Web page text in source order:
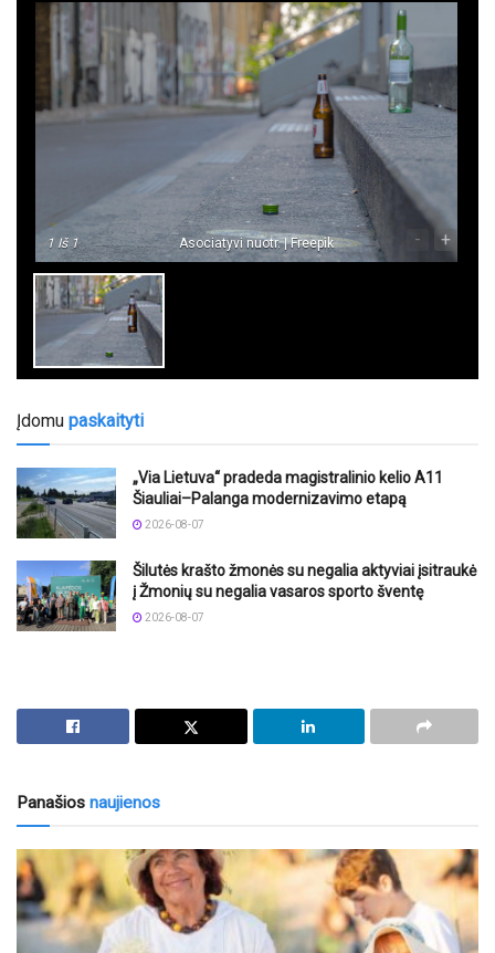
1 Iš 1 Asociatyvi nuotr. | Freepik - +
Įdomu paskaityti
„Via Lietuva“ pradeda magistralinio kelio A11
Šiauliai–Palanga modernizavimo etapą
2026-08-07
Šilutės krašto žmonės su negalia aktyviai įsitraukė
į Žmonių su negalia vasaros sporto šventę
2026-08-07
Panašios naujienos